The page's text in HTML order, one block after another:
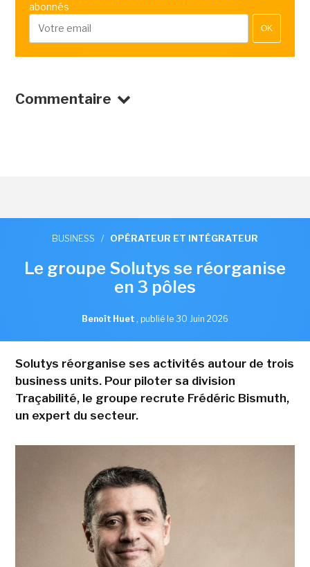
abonnés
OK
Commentaire
BUSINESS / OPÉRATEUR ET INTÉGRATEUR
Le groupe Solutys se réorganise
en 3 pôles
Benoît Huet , publié le 30 Juin 2026
Solutys réorganise ses activités autour de trois
business units. Pour piloter sa division
Traçabilité, le groupe recrute Frédéric Bismuth,
un expert du secteur.